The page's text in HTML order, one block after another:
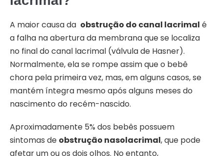
A maior causa da obstrução do canal lacrimal é
a falha na abertura da membrana que se localiza
no final do canal lacrimal (válvula de Hasner).
Normalmente, ela se rompe assim que o bebê
chora pela primeira vez, mas, em alguns casos, se
mantém íntegra mesmo após alguns meses do
nascimento do recém-nascido.
Aproximadamente 5% dos bebês possuem
sintomas de obstrução nasolacrimal, que pode
afetar um ou os dois olhos. No entanto,